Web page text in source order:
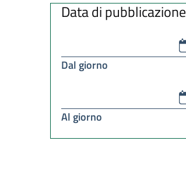
Data di pubblicazione
Dal giorno
Al giorno